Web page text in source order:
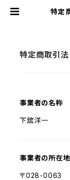
特定
特定商取引法
事業者の名称
下舘洋一
事業者の所在地
〒028-0063